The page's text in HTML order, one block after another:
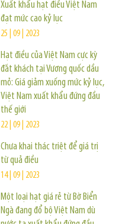
Xuất khẩu hạt điều Việt Nam
đạt mức cao kỷ lục
25 | 09 | 2023
Hạt điều của Việt Nam cực kỳ
đắt khách tại Vương quốc dầu
mỏ: Giá giảm xuống mức kỷ lục,
Việt Nam xuất khẩu đứng đầu
thế giới
22 | 09 | 2023
Chưa khai thác triệt để giá trị
từ quả điều
14 | 09 | 2023
Một loại hạt giá rẻ từ Bờ Biển
Ngà đang đổ bộ Việt Nam dù